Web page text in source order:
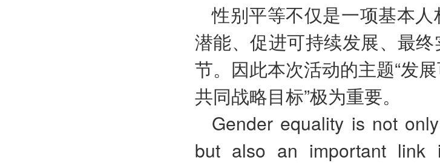
性别平等不仅是一项基本
潜能、促进可持续发展、最
节。因此本次活动的主题“发
共同战略目标”极为重要。
Gender equality is not
but also an important